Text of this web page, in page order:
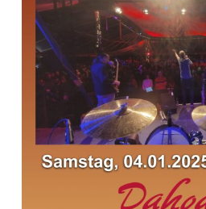
A
R
N
B
E
R
G
Danke Starnberg! Wir sehen uns wieder.